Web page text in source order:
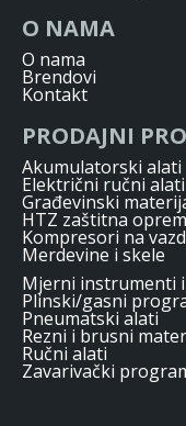
O NAMA
O nama
Brendovi
Kontakt
PRODAJNI
Akumulatorski alati
Električni ručni alati
Građevinski
HTZ zaštitna
Kompresori na
Merdevine i skele
Mjerni instrumenti
Plinski/gasni
Pneumatski alati
Rezni i brusni
Ručni alati
Zavarivački